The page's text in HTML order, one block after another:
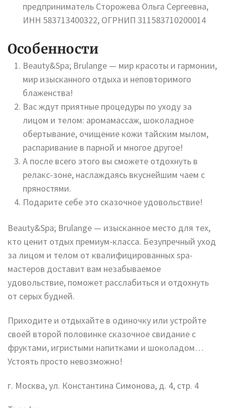
предприниматель Сторожева Ольга Сергеевна,
ИНН 583713400322, ОГРНИП 311583710200014
Особенности
Beauty&Spa; Brulange — мир красоты и гармонии,
мир изысканного отдыха и неповторимого
блаженства!
Вас ждут приятные процедуры по уходу за
лицом и телом: аромамассаж, шоколадное
обертывание, очищение кожи тайским мылом,
распаривание в парной и многое другое!
А после всего этого вы сможете отдохнуть в
релакс-зоне, наслаждаясь вкуснейшим чаем с
пряностями.
Подарите себе это сказочное удовольствие!
Beauty&Spa; Brulange — изысканное место для тех,
кто ценит отдых премиум-класса. Безупречный уход
за лицом и телом от квалифицированных spa-
мастеров доставит вам незабываемое
удовольствие, поможет расслабиться и отдохнуть
от серых будней.
Приходите и отдыхайте в одиночку или устройте
своей второй половинке сказочное свидание с
фруктами, игристыми напитками и шоколадом…
Устоять просто невозможно!
г. Москва, ул. Константина Симонова, д. 4, стр. 4